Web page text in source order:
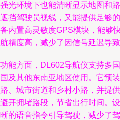
光环境下也能清晰显示地图和
挡驾驶员视线，又能提供足够
内置高灵敏度GPS模块，能够
精度高，减少了因信号延迟导致
能方面，DL602导航仪支持多
及其他东南亚地区使用。它预
、城市街道和乡村小路，并提
开拥堵路段，节省出行时间。
的语音指令引导驾驶，减少了